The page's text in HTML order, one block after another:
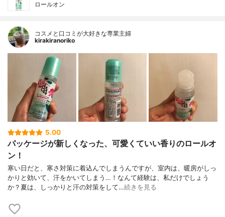
ロールオン
コスメと口コミが大好きな専業主婦
kirakiranoriko
5.00
パッケージが新しくなった、可愛くていい香りのロールオ
ン！
寒い日だと、寒さ対策に着込んでしまうんですが、室内は、暖房がしっ
かりと効いて、汗をかいてしまう…！なんて経験は、私だけでしょう
か？夏は、しっかりと汗の対策をして…続きを見る